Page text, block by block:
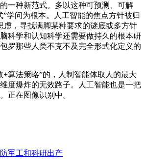
一种新范式。多以这种可预测、可解
”学问为根本。人工智能的焦点方针被归
虑，寻找满脚某种要求的谜底或多方针
科学和认知科学还需要做持久的根本研
罗那些人类不克不及完全形式化定义的
法策略”的，人制智能体取人的最大
度爆炸的无效路子。人工智能也是一把
正在图像识别中。
军工和科研出产